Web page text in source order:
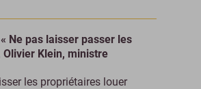
Ne pas laisser passer les
Klein, ministre
les propriétaires louer